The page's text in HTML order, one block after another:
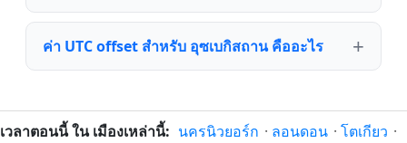
ค่า UTC offset สำหรับ อุซเบกิสถาน คืออะไร
เวลาตอนนี้ ใน เมืองเหล่านี้: นครนิวยอร์ก · ลอนดอน · โตเกียว ·